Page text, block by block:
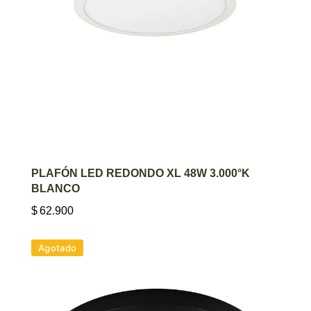
AGREGAR AL CARRITO
PLAFÓN LED REDONDO XL 48W 3.000°K
BLANCO
$62.900
Agotado